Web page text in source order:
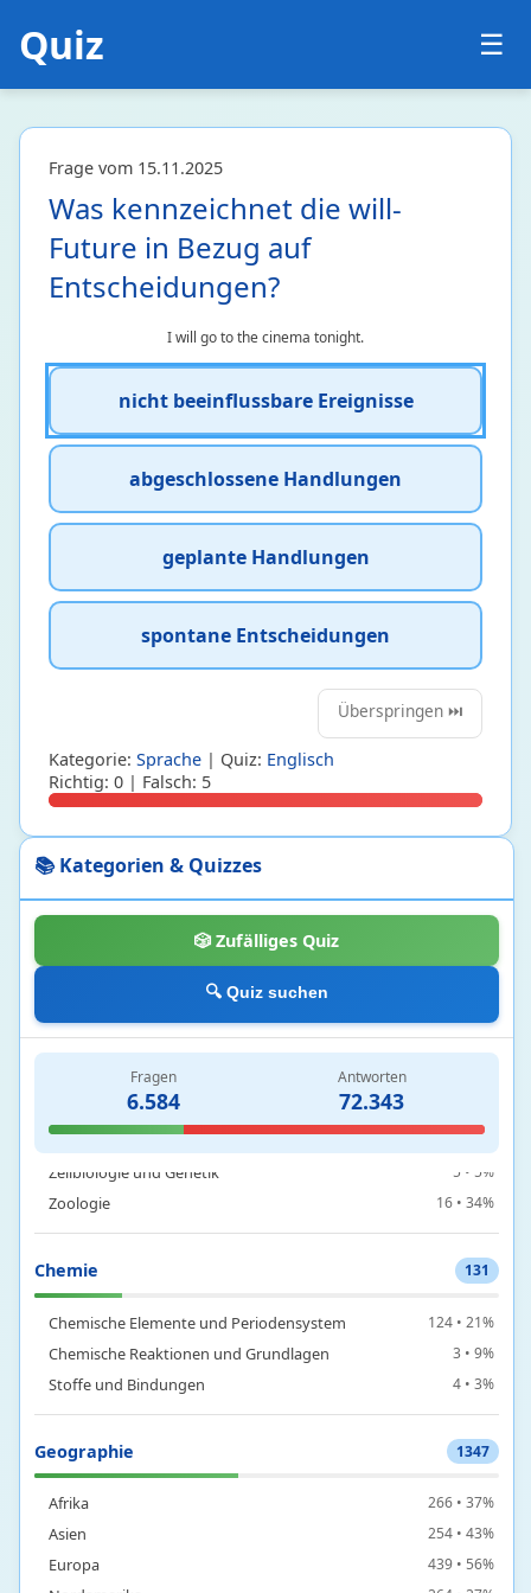
Quiz ☰
📚 Kategorien & Quizzes
🎲 Zufälliges Quiz
🔍 Quiz suchen
Fragen
6.584
Antworten
72.343
Biologie 24
Ökologie und Evolutionsbiologie 1 • 7%
Zellbiologie und Genetik 5 • 5%
Zoologie 16 • 34%
Chemie 131
Chemische Elemente und Periodensystem 124 • 21%
Chemische Reaktionen und Grundlagen 3 • 9%
Stoffe und Bindungen 4 • 3%
Geographie 1347
Afrika 266 • 37%
Asien 254 • 43%
Europa 439 • 56%
Frage vom 15.11.2025
Was kennzeichnet die will-
Future in Bezug auf
Entscheidungen?
I will go to the cinema tonight.
nicht beeinflussbare Ereignisse
abgeschlossene Handlungen
geplante Handlungen
spontane Entscheidungen
Überspringen ⏭️
Kategorie: Sprache | Quiz: Englisch
Richtig: 0 | Falsch: 5